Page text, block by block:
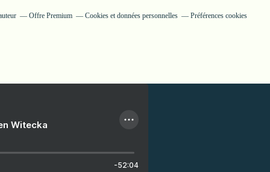
Offre Premium Cookies et données personnelles Préférences cookies
Witecka
-52:04